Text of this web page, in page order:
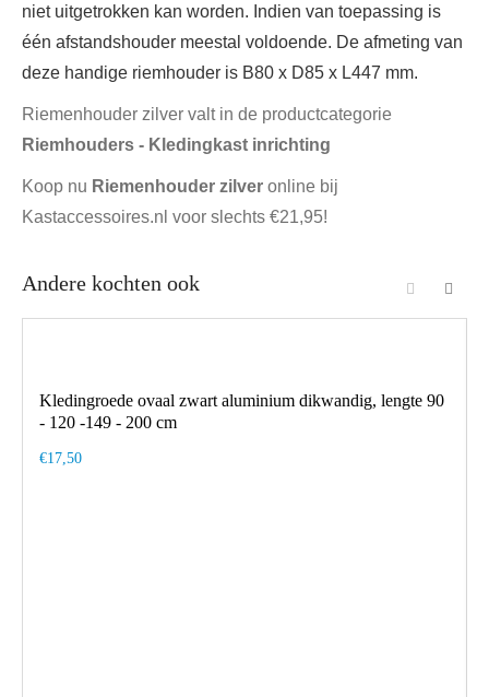
niet uitgetrokken kan worden. Indien van toepassing is
één afstandshouder meestal voldoende. De afmeting van
deze handige riemhouder is B80 x D85 x L447 mm.
Riemenhouder zilver valt in de productcategorie
Riemhouders - Kledingkast inrichting
Koop nu Riemenhouder zilver online bij
Kastaccessoires.nl voor slechts €21,95!
Andere kochten ook
Kledingroede ovaal zwart aluminium dikwandig, lengte 90
- 120 -149 - 200 cm
€17,50